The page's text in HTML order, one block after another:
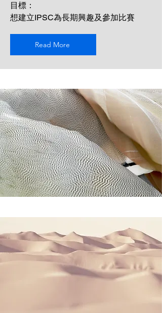
目標：
想建立IPSC為長期興趣及參加比賽
Read More